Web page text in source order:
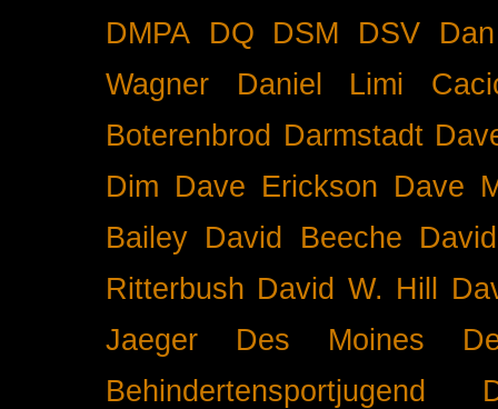
DMPA
DQ DSM DSV
Wagner
Daniel Limi
Boterenbrod Darmstadt
Dim Dave Erickson Dave
Bailey David Beeche
Ritterbush David W. Hill
Jaeger
Des Moines
Behindertensportjugend